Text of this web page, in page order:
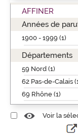
AFFINER
Années de
1900 - 1999 (1)
Départements
59 Nord (1)
62 Pas-de-Calais
69 Rhône (1)
Voir la